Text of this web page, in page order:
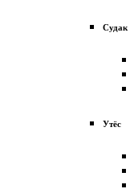
Судак
Утёс